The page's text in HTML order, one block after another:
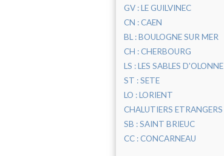
GV : LE GUILVINEC
CN : CAEN
BL : BOULOGNE SUR MER
CH : CHERBOURG
LS : LES SABLES D'OLONNE
ST : SETE
LO : LORIENT
CHALUTIERS ETRANGERS
SB : SAINT BRIEUC
CC : CONCARNEAU